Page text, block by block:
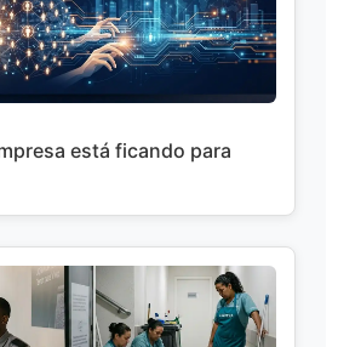
está ficando para